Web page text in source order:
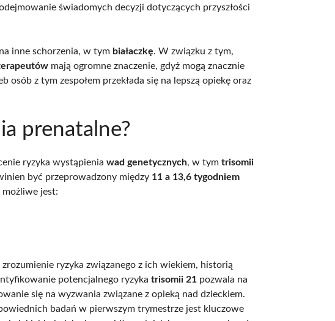
świadomych decyzji dotyczących przyszłości
inne schorzenia, w tym białaczkę. W związku z tym,
mają ogromne znaczenie, gdyż mogą znacznie
z tym zespołem przekłada się na lepszą opiekę oraz
prenatalne?
ryzyka wystąpienia wad genetycznych, w tym trisomii
być przeprowadzony między 11 a 13,6 tygodniem
jest:
ryzyka związanego z ich wiekiem, historią
potencjalnego ryzyka trisomii 21 pozwala na
się na wyzwania związane z opieką nad dzieckiem.
badań w pierwszym trymestrze jest kluczowe